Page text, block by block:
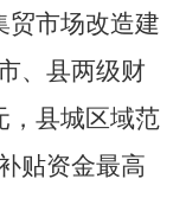
贸市场改造建
、县两级财
，县城区域范
贴资金最高